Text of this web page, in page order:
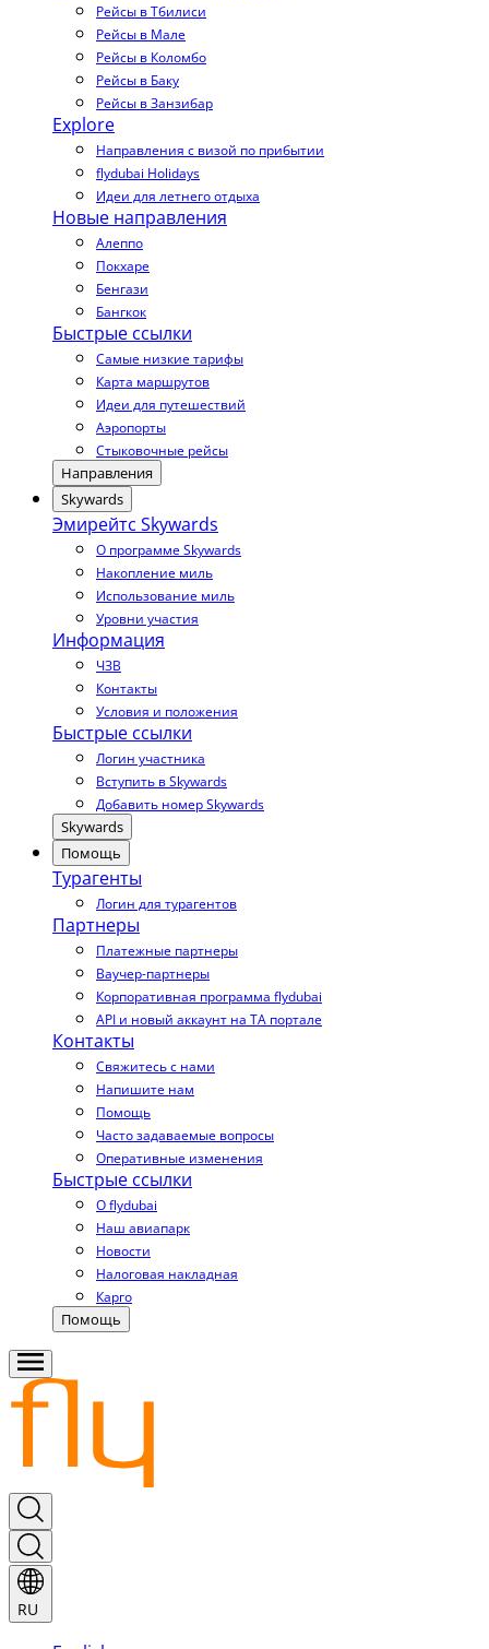
Рейсы в Тбилиси
Рейсы в Мале
Рейсы в Коломбо
Рейсы в Баку
Рейсы в Занзибар
Explore
Направления с визой по прибытии
flydubai Holidays
Идеи для летнего отдыха
Новые направления
Алеппо
Покхаре
Бенгази
Бангкок
Быстрые ссылки
Самые низкие тарифы
Карта маршрутов
Идеи для путешествий
Аэропорты
Стыковочные рейсы
Направления
Skywards
Эмирейтс Skywards
О программе Skywards
Накопление миль
Использование миль
Уровни участия
Информация
ЧЗВ
Контакты
Условия и положения
Быстрые ссылки
Логин участника
Вступить в Skywards
Добавить номер Skywards
Skywards
Помощь
Турагенты
Логин для турагентов
Партнеры
Платежные партнеры
Ваучер-партнеры
Корпоративная программа flydubai
API и новый аккаунт на TA портале
Контакты
Свяжитесь с нами
Напишите нам
Помощь
Часто задаваемые вопросы
Оперативные изменения
Быстрые ссылки
О flydubai
Наш авиапарк
Новости
Налоговая накладная
Карго
Помощь
RU